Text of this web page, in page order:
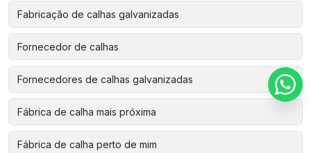
Fabricação de calhas galvanizadas
Fornecedor de calhas
Fornecedores de calhas galvanizadas
Fábrica de calha mais próxima
Fábrica de calha perto de mim